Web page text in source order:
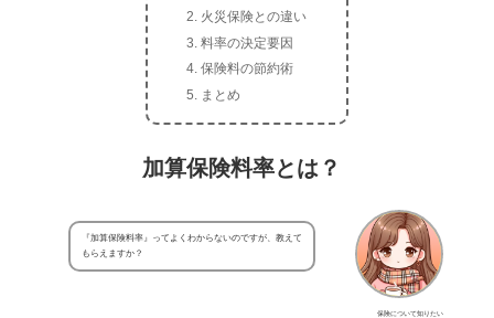
火災保険との違い
料率の決定要因
保険料の節約術
まとめ
加算保険料率とは？
保険について知りたい
『加算保険料率』ってよくわからないのですが、教えて
もらえますか？